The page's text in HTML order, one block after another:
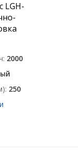
LGH-
2000
250